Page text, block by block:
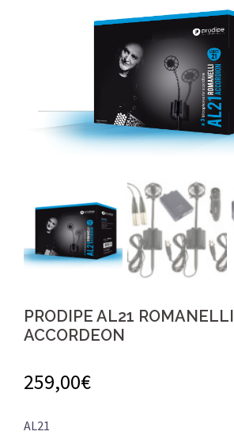
PRODIPE AL21 ROMANELLI
ACCORDEON
259,00€
AL21